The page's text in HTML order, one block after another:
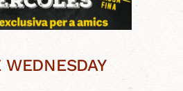
WEDNESDAY